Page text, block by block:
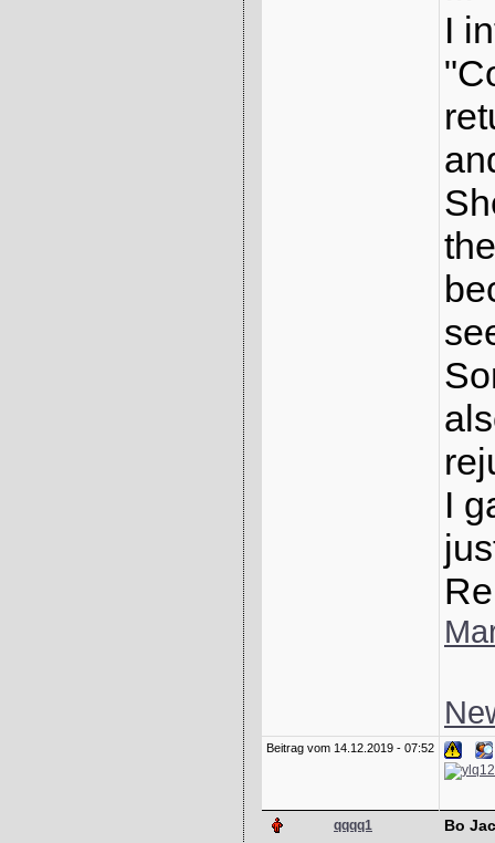
I
I
Beitrag vom 14.12.2019 - 07:52
qqqq1 Bo